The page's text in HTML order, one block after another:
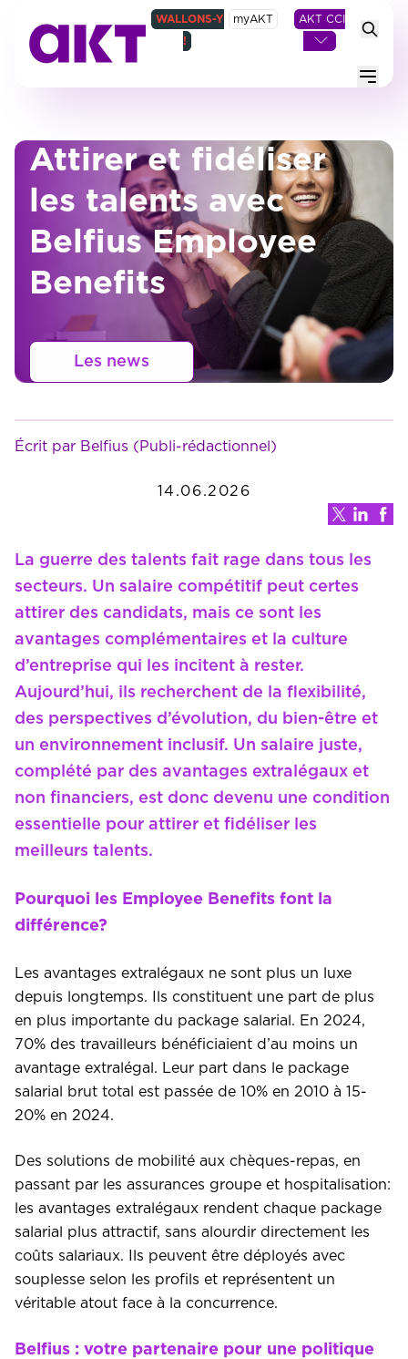
WALLONS-Y
!
myAKT AKT CCI
Menu
Attirer et fidéliser
les talents avec
Belfius Employee
Benefits
Les news
Écrit par Belfius (Publi-rédactionnel)
14.06.2026
La guerre des talents fait rage dans tous les
secteurs. Un salaire compétitif peut certes
attirer des candidats, mais ce sont les
avantages complémentaires et la culture
d’entreprise qui les incitent à rester.
Aujourd’hui, ils recherchent de la flexibilité,
des perspectives d’évolution, du bien-être et
un environnement inclusif. Un salaire juste,
complété par des avantages extralégaux et
non financiers, est donc devenu une condition
essentielle pour attirer et fidéliser les
meilleurs talents.
Pourquoi les Employee Benefits font la
différence?
Les avantages extralégaux ne sont plus un luxe
depuis longtemps. Ils constituent une part de plus
en plus importante du package salarial. En 2024,
70% des travailleurs bénéficiaient d’au moins un
avantage extralégal. Leur part dans le package
salarial brut total est passée de 10% en 2010 à 15-
20% en 2024.
Des solutions de mobilité aux chèques-repas, en
passant par les assurances groupe et hospitalisation:
les avantages extralégaux rendent chaque package
salarial plus attractif, sans alourdir directement les
coûts salariaux. Ils peuvent être déployés avec
souplesse selon les profils et représentent un
véritable atout face à la concurrence.
Belfius : votre partenaire pour une politique